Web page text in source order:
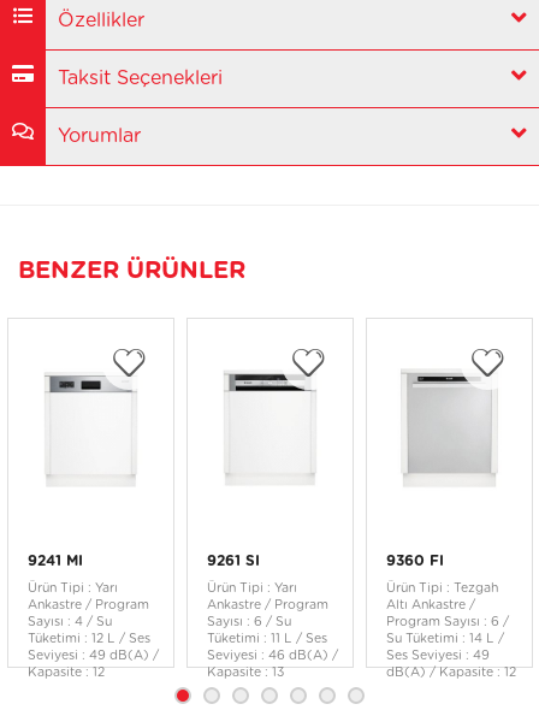
Özellikler
Taksit Seçenekleri
Yorumlar
BENZER ÜRÜNLER
9241 MI
Ürün Tipi : Yarı
Ankastre / Program
Sayısı : 4 / Su
Tüketimi : 12 L / Ses
Seviyesi : 49 dB(A) /
Kapasite : 12
9261 SI
Ürün Tipi : Yarı
Ankastre / Program
Sayısı : 6 / Su
Tüketimi : 11 L / Ses
Seviyesi : 46 dB(A) /
Kapasite : 13
9360 FI
Ürün Tipi : Tezgah
Altı Ankastre /
Program Sayısı : 6 /
Su Tüketimi : 14 L /
Ses Seviyesi : 49
dB(A) / Kapasite : 12